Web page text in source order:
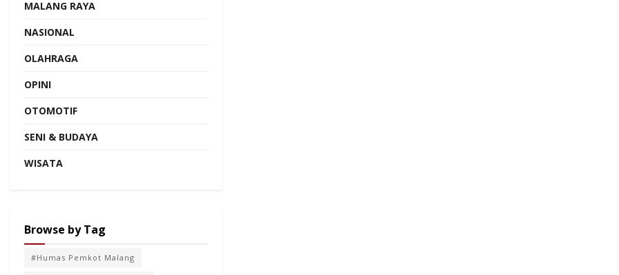
MALANG RAYA
NASIONAL
OLAHRAGA
OPINI
OTOMOTIF
SENI & BUDAYA
WISATA
Browse by Tag
#Humas Pemkot Malang